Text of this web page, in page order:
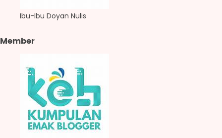
Ibu-Ibu Doyan Nulis
Member